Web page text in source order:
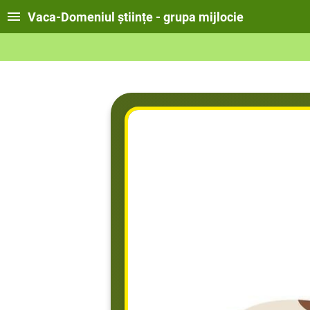
Vaca-Domeniul științe - grupa mijlocie